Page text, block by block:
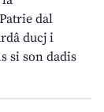
dal
ducj i
si son dadis